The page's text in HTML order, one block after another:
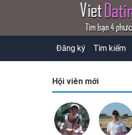
Đăng ký Tìm kiếm
Hội viên mới